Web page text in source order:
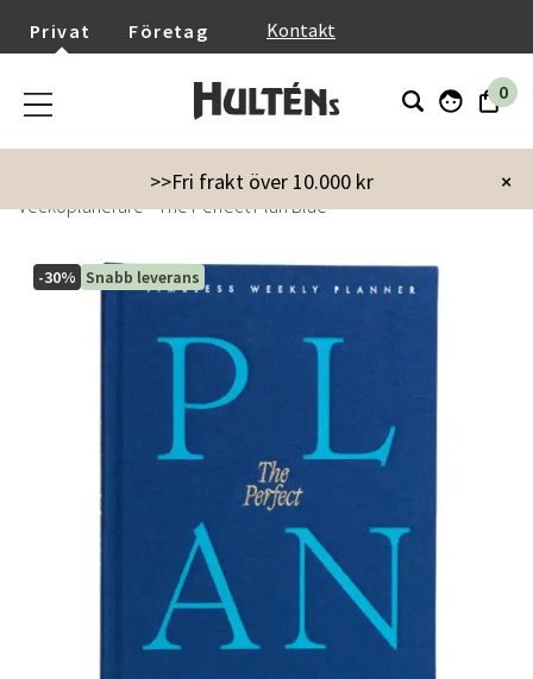
Privat Företag Kontakt
0
×
>>Fri frakt över 10.000 kr
Inredning
Dekoration
Veckoplanerare - The Perfect Plan Blue
-30% Snabb leverans